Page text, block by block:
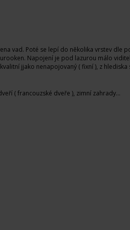
vad. Poté se lepí do několika vrstev dle
Napojení je pod lazurou málo
jjako nenapojovaný ( fixní ), z
( francouzské dveře ), zimní zahrady...